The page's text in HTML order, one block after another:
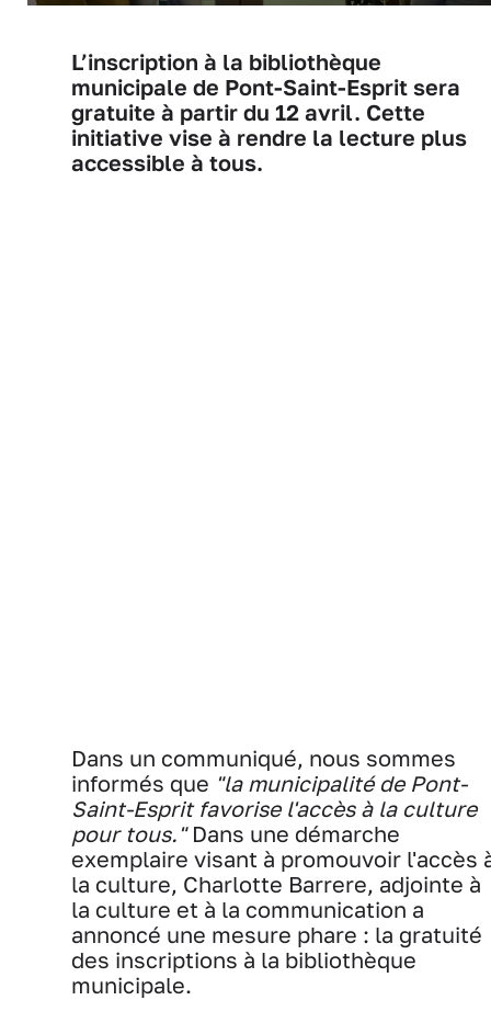
L’inscription à la bibliothèque
municipale de Pont-Saint-Esprit sera
gratuite à partir du 12 avril. Cette
initiative vise à rendre la lecture plus
accessible à tous.
Dans un communiqué, nous sommes
informés que "la municipalité de Pont-
Saint-Esprit favorise l'accès à la culture
pour tous."Dans une démarche
exemplaire visant à promouvoir l'accès
la culture, Charlotte Barrere, adjointe à
la culture et à la communication a
annoncé une mesure phare : la gratuité
des inscriptions à la bibliothèque
municipale.